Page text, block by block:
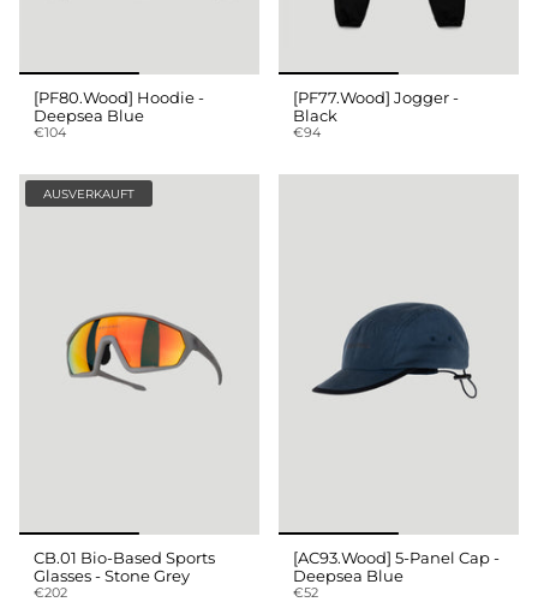
[PF80.Wood] Hoodie -
Deepsea Blue
€104
[PF77.Wood] Jogger -
Black
€94
AUSVERKAUFT
CB.01 Bio-Based Sports
Glasses - Stone Grey
€202
[AC93.Wood] 5-Panel Cap -
Deepsea Blue
€52